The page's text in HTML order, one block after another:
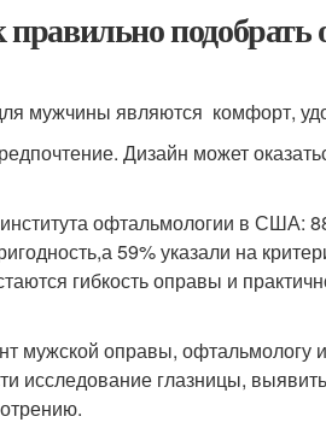
подобрать
являются комфорт,
Дизайн может
офтальмологии в США:
59% указали на
гибкость оправы и
мужской оправы, офтальмологу
исследование глазницы,